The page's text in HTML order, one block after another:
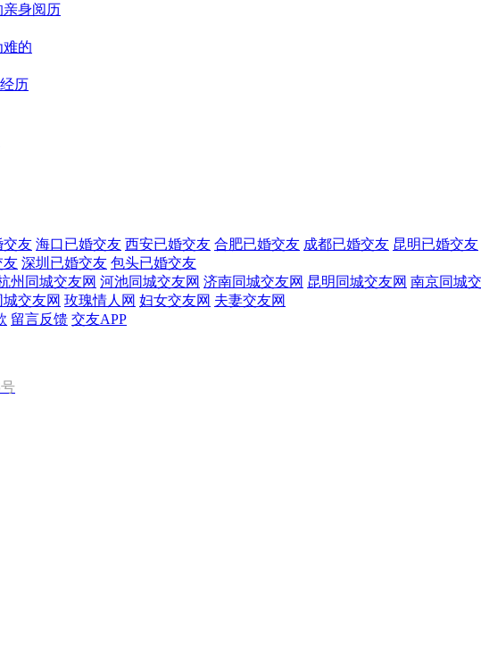
亲身阅历
的
历
交友 海口已婚交友 西安已婚交友 合肥已婚交友 成都已婚交友 昆明已婚交友
友 深圳已婚交友 包头已婚交友
州同城交友网 河池同城交友网 济南同城交友网 昆明同城交友网 南京同城
交友网 玫瑰情人网 妇女交友网 夫妻交友网
留言反馈 交友APP